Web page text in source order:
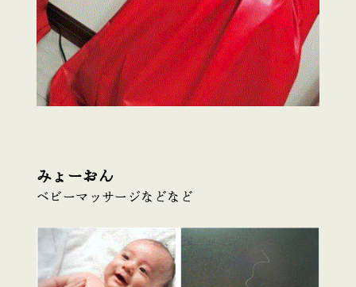
みょーおん
ベビーマッサージなどなど